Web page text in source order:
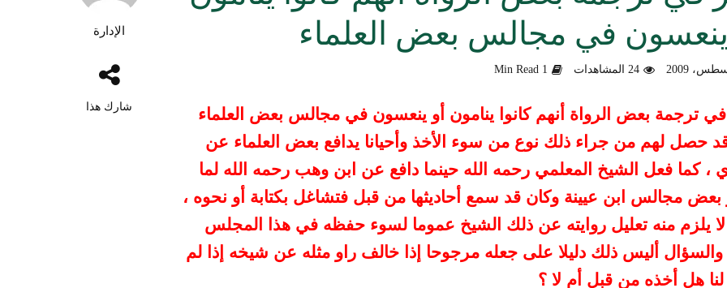
الإرهابي
الألباني رحمه الله من أخطاء الجماعات الإسلامية
في التعامل مع المخالف – صوت
صادق بن محمد البيضاني حول فَهْمِهِ كلامي عن تنظيم القاعدة
السودان
الإدارة
شارك هذا
ينعسون في مجالس بعض العلماء
24 المشاهدات 1 Min Read
ترجمة بعض الرواة أنهم كانوا ينامون أو ينعسون في مجالس بعض العلماء
قد حصل لهم من جراء ذلك نوع من سوء الأخذ وأحيانا يدافع بعض العلماء عن
، كما فعل الشيخ المعلمي رحمه الله حينما دافع عن ابن وهب رحمه الله لما
مجالس ابن عيينة وكان قد سمع أحاديثها من قبل فتشاغل بكتابة أو نحوه ،
يلزم منه تعليل روايته عن ذلك الشيخ عموما لسوء حفظه في هذا المجلس
أليس ذلك دليلا على جعله مرجوحا إذا خالف راو مثله عن شيخه إذا لم
لنا هل أخذه من قبل أم لا ؟